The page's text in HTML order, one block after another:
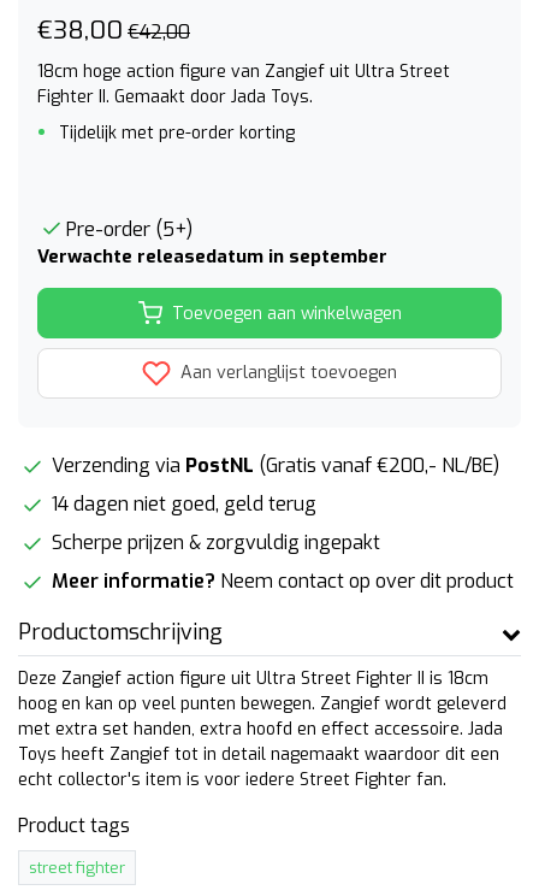
€38,00 €42,00
18cm hoge action figure van Zangief uit Ultra Street
Fighter II. Gemaakt door Jada Toys.
Tijdelijk met pre-order korting
Pre-order (5+)
Verwachte releasedatum in september
Toevoegen aan winkelwagen
Aan verlanglijst toevoegen
Verzending via PostNL (Gratis vanaf €200,- NL/BE)
14 dagen niet goed, geld terug
Scherpe prijzen & zorgvuldig ingepakt
Meer informatie? Neem contact op over dit product
Productomschrijving
Deze Zangief action figure uit Ultra Street Fighter II is 18cm
hoog en kan op veel punten bewegen. Zangief wordt geleverd
met extra set handen, extra hoofd en effect accessoire. Jada
Toys heeft Zangief tot in detail nagemaakt waardoor dit een
echt collector's item is voor iedere Street Fighter fan.
Product tags
street fighter